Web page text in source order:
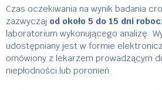
Czas oczekiwania na wynik badania
zazwyczaj od około 5 do 15 dni
laboratorium wykonującego analizę.
udostępniany jest w formie
omówiony z lekarzem prowadzącym
niepłodności lub poronień.